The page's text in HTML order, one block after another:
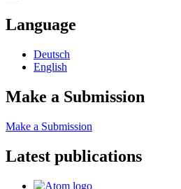
Language
Deutsch
English
Make a Submission
Make a Submission
Latest publications